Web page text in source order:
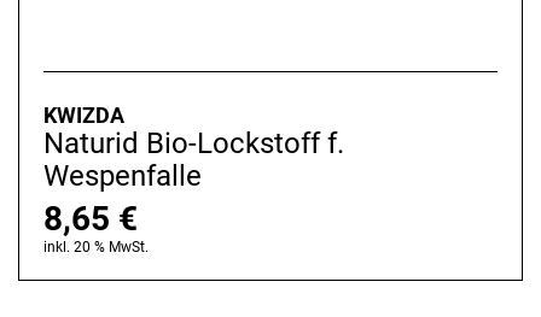
KWIZDA
Naturid Bio-Lockstoff f.
Wespenfalle
8,65 €
inkl. 20 % MwSt.